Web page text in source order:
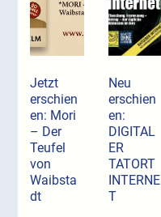
Jetzt
erschien
en: Mori
– Der
Teufel
von
Waibsta
dt
Neu
erschien
en:
DIGITAL
ER
TATORT
INTERNE
T